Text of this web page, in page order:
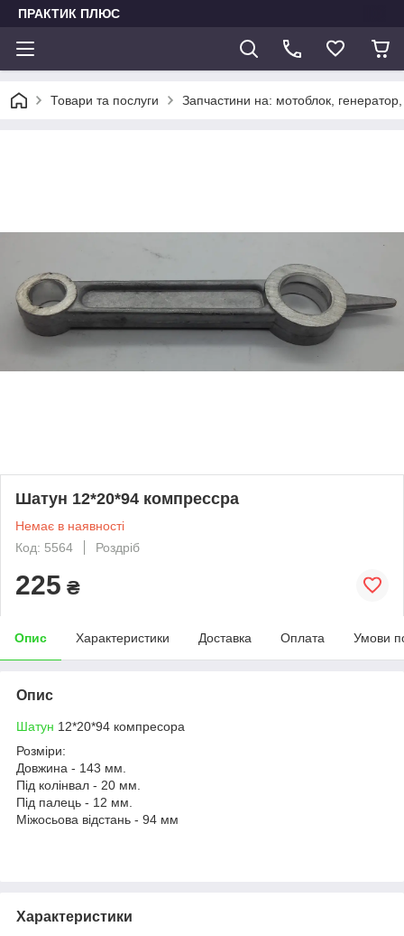
ПРАКТИК ПЛЮС
Товари та послуги Запчастини на: мотоблок,
Шатун 12*20*94 компрессра
Немає в наявності
Код: 5564
Роздріб
225 ₴
Опис Характеристики Доставка Оплата Умови
Опис
Шатун 12*20*94 компресора
Розміри:
Довжина - 143 мм.
Під колінвал - 20 мм.
Під палець - 12 мм.
Міжосьова відстань - 94 мм
Характеристики